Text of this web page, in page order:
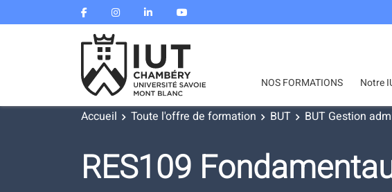
NOS FORMATIONS Notre
Accueil Toute l'offre de formation BUT BUT Gestion
RES109